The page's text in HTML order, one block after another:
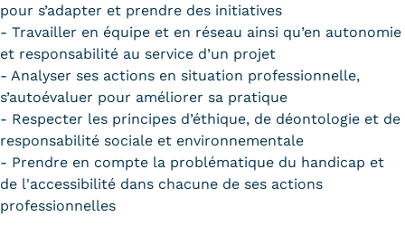
pour s’adapter et prendre des initiatives
- Travailler en équipe et en réseau ainsi qu’en autonomie
et responsabilité au service d’un projet
- Analyser ses actions en situation professionnelle,
s’autoévaluer pour améliorer sa pratique
- Respecter les principes d’éthique, de déontologie et de
responsabilité sociale et environnementale
- Prendre en compte la problématique du handicap et
de l'accessibilité dans chacune de ses actions
professionnelles